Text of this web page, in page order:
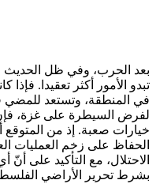
بعد الحرب، وفي ظل الحديث
تبدو الأمور أكثر تعقيدا.
في المنطقة، وتستعد
لفرض السيطرة على غزة،
خيارات صعبة. إذ من
الحفاظ على زخم العمليات
الاحتلال، مع التأكيد على أنّ
بشرط تحرير الأراضي